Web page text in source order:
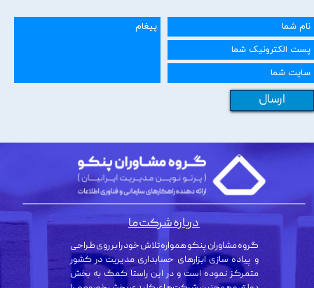
ارسال
گروه مشاوران پنکو همواره تلاش خود را بر روی طراحی
و پیاده سازی ابزارهای حسابداری مدیریت در کشور
متمرکز نموده است و در این راستا کمک به بخش
درباره شرکت ما